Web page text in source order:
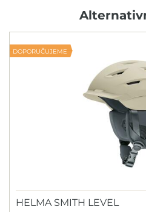
DOPORUČUJEME
HELMA SMITH LEVEL